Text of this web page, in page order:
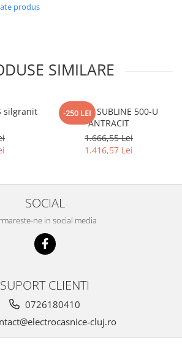
produs
SIMILARE
silgranit
-250 LEI
BLANCO SUBLINE 500-U
ANTRACIT
1.666,55 Lei
1.416,57 Lei
SOCIAL
ne in social media
SUPORT CLIENTI
0726180410
cluj.ro